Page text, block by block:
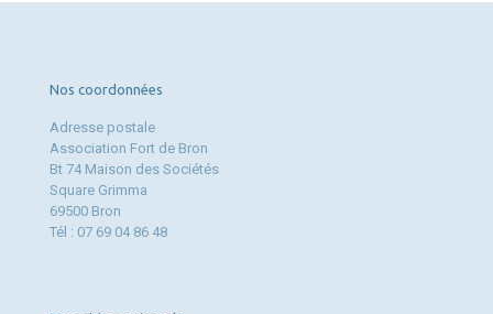
Nos coordonnées
Adresse postale
Association Fort de Bron
Bt 74 Maison des Sociétés
Square Grimma
69500 Bron
Tél : 07 69 04 86 48